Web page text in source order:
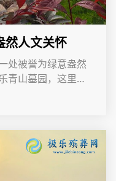
然人文关怀
处被誉为绿意盎然
山墓园，这里不
营性公墓，更是